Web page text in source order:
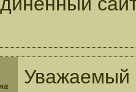
Уважаемый